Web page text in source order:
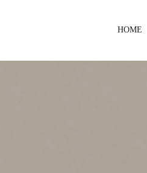
HOME